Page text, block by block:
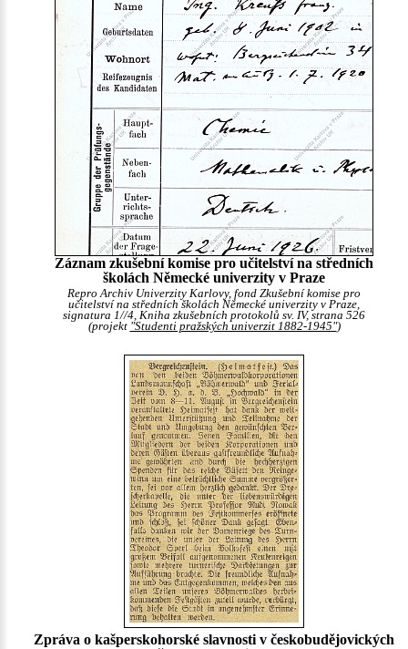
Záznam zkušební komise pro učitelství na středních
školách Německé univerzity v Praze
Repro Archiv Univerzity Karlovy, fond Zkušební komise pro
učitelství na středních školách Německé univerzity v Praze,
signatura 1//4, Kniha zkušebních protokolů sv. IV, strana 526
(projekt "Studenti pražských univerzit 1882-1945")
Zpráva o kašperskohorské slavnosti v českobudějovických